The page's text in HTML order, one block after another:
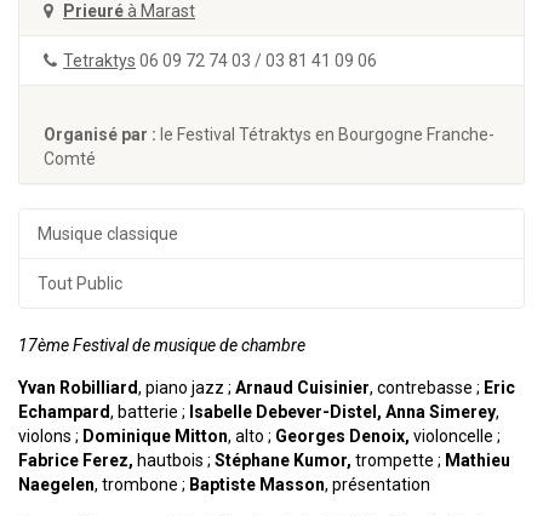
Prieuréà Marast
Tetraktys 06 09 72 74 03 / 03 81 41 09 06
Organisé par : le Festival Tétraktys en Bourgogne Franche-
Comté
Musique classique
Tout Public
17ème Festival de musique de chambre
Yvan Robilliard, piano jazz ; Arnaud Cuisinier, contrebasse ; Eric
Echampard, batterie ; Isabelle Debever-Distel, Anna Simerey,
violons ; Dominique Mitton, alto ; Georges Denoix, violoncelle ;
Fabrice Ferez, hautbois ; Stéphane Kumor, trompette ; Mathieu
Naegelen, trombone ; Baptiste Masson, présentation